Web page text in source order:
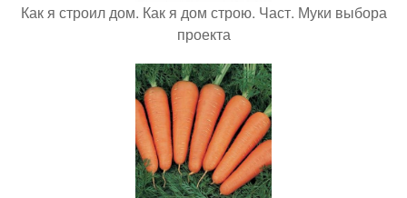
Как я строил дом. Как я дом строю. Част. Муки выбора
проекта